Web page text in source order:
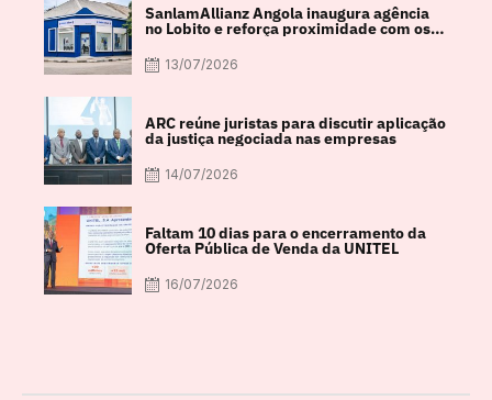
SanlamAllianz Angola inaugura agência
no Lobito e reforça proximidade com os
13/07/2026
ARC reúne juristas para discutir aplicação
da justiça negociada nas empresas
14/07/2026
Faltam 10 dias para o encerramento da
Oferta Pública de Venda da UNITEL
16/07/2026